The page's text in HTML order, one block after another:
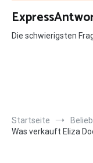
Zum
Inhalt
springen
Die schwierigsten
Startseite
Was verkauft Eliza